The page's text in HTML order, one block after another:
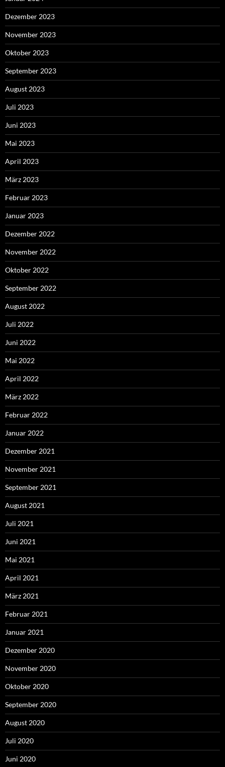
Dezember 2023
November 2023
Oktober 2023
September 2023
August 2023
Juli 2023
Juni 2023
Mai 2023
April 2023
März 2023
Februar 2023
Januar 2023
Dezember 2022
November 2022
Oktober 2022
September 2022
August 2022
Juli 2022
Juni 2022
Mai 2022
April 2022
März 2022
Februar 2022
Januar 2022
Dezember 2021
November 2021
September 2021
August 2021
Juli 2021
Juni 2021
Mai 2021
April 2021
März 2021
Februar 2021
Januar 2021
Dezember 2020
November 2020
Oktober 2020
September 2020
August 2020
Juli 2020
Juni 2020